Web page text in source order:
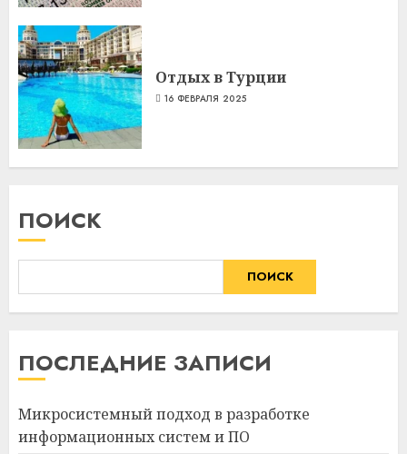
Отдых в Турции
16 ФЕВРАЛЯ 2025
ПОИСК
ПОИСК
ПОСЛЕДНИЕ ЗАПИСИ
Микросистемный подход в разработке
информационных систем и ПО